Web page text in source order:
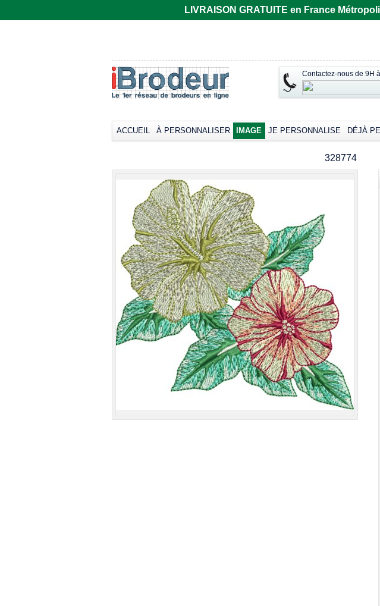
LIVRAISON GRATUITE en France
Contactez-nous de 9H
ACCUEIL À PERSONNALISER IMAGE JE PERSONNALISE DÉJÀ
328774
européenne,
manches courtes
col rond -
Collection LET
*
courtes
Broder dès33,66€
*